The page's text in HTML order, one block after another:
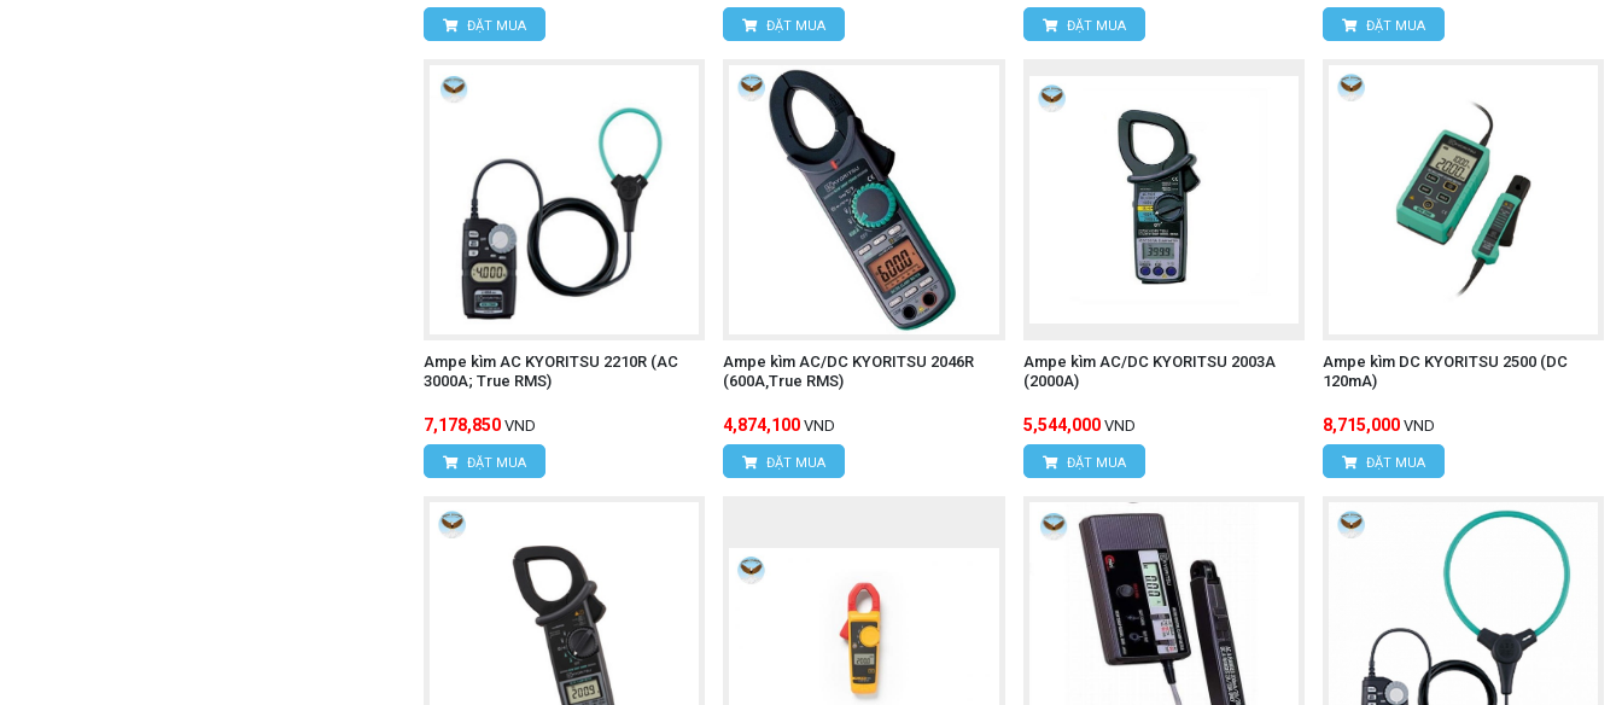
ĐẶT MUA ĐẶT MUA ĐẶT MUA ĐẶT MUA
Ampe kìm AC KYORITSU 2210R (AC
3000A; True RMS)
7,178,850 VND
ĐẶT MUA
Ampe kìm AC/DC KYORITSU 2046R
(600A,True RMS)
4,874,100 VND
ĐẶT MUA
Ampe kìm AC/DC KYORITSU 2003A
(2000A)
5,544,000 VND
ĐẶT MUA
Ampe kìm DC KYORITSU 2500 (DC
120mA)
8,715,000 VND
ĐẶT MUA